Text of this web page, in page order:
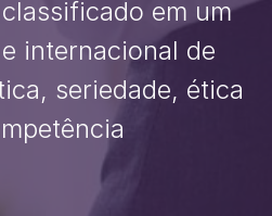
em um
internacional de
seriedade, ética